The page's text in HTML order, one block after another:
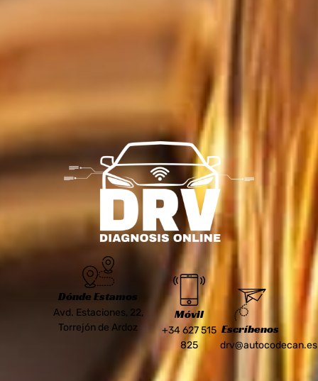
Dónde Estamos
Avd. Estaciones, 22,
Torrejón de Ardoz
Móvil
+34 627 515
825
Escríbenos
drv@autocodecan.es